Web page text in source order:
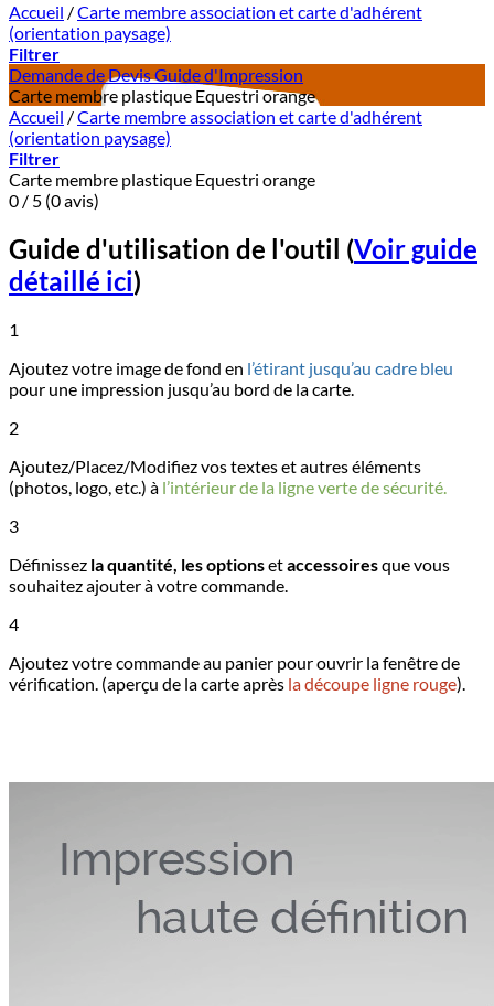
Accueil /Carte membre association et carte d'adhérent
(orientation paysage)
Filtrer
Demande de DevisGuide d'Impression
Carte membre plastique Equestri orange
Accueil /Carte membre association et carte d'adhérent
(orientation paysage)
Filtrer
Carte membre plastique Equestri orange
0 / 5 (0 avis)
Guide d'utilisation de l'outil (Voir guide
détaillé ici)
1
Ajoutez votre image de fond en l’étirant jusqu’au cadre bleu
pour une impression jusqu’au bord de la carte.
2
Ajoutez/Placez/Modifiez vos textes et autres éléments
(photos, logo, etc.) à l’intérieur de la ligne verte de sécurité.
3
Définissez la quantité, les optionsetaccessoiresque vous
souhaitez ajouter à votre commande.
4
Ajoutez votre commande au panier pour ouvrir la fenêtre de
vérification. (aperçu de la carte après la découpe ligne rouge).